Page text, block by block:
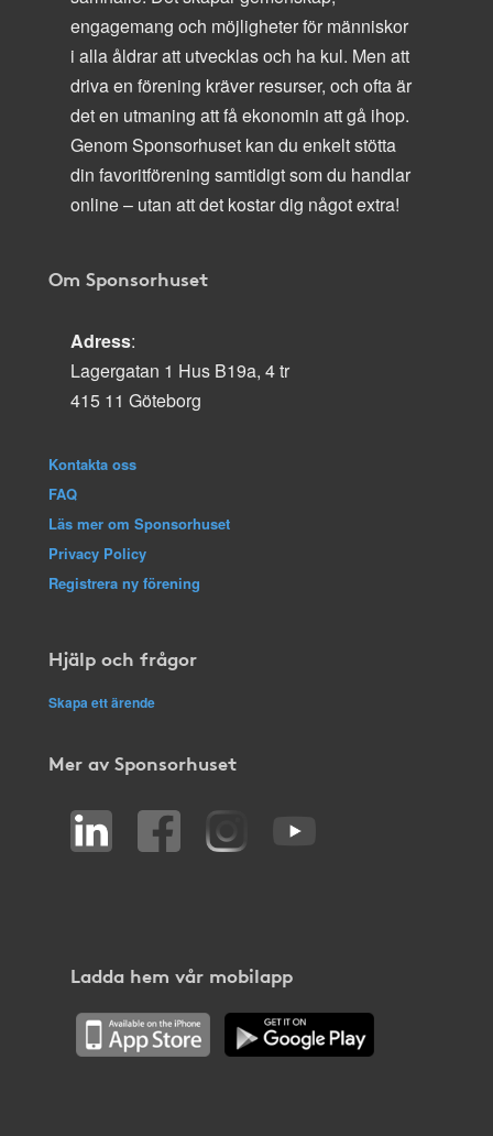
engagemang och möjligheter för människor
i alla åldrar att utvecklas och ha kul. Men att
driva en förening kräver resurser, och ofta är
det en utmaning att få ekonomin att gå ihop.
Genom Sponsorhuset kan du enkelt stötta
din favoritförening samtidigt som du handlar
online – utan att det kostar dig något extra!
Om Sponsorhuset
Adress:
Lagergatan 1 Hus B19a, 4 tr
415 11 Göteborg
Kontakta oss
FAQ
Läs mer om Sponsorhuset
Privacy Policy
Registrera ny förening
Hjälp och frågor
Skapa ett ärende
Mer av Sponsorhuset
Ladda hem vår mobilapp